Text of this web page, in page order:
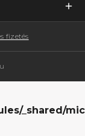
fizetés
_shared/